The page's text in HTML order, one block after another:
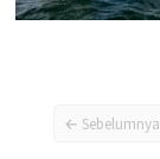
← Sebelumnya